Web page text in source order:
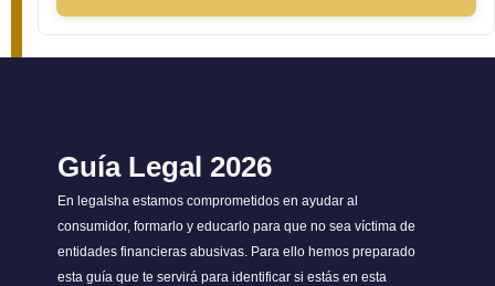
Guía Legal 2026
En legalsha estamos comprometidos en ayudar al
consumidor, formarlo y educarlo para que no sea víctima de
entidades financieras abusivas. Para ello hemos preparado
esta guía que te servirá para identificar si estás en esta